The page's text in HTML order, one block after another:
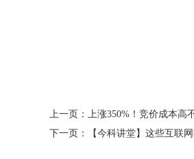
上一页： 上涨350%！竞价成本高
下一页：
【今科讲堂】这些互联